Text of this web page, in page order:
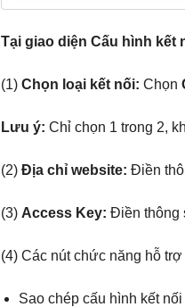
Tại giao diện Cấu hình kết
(1)Chọn loại kết nối: Chọn
Lưu ý: Chỉ chọn 1 trong 2,
(2)Địa chỉ website: Điền
(3) Access Key: Điền thông
(4) Các nút chức năng hỗ trợ
Sao chép cấu hình kết nối